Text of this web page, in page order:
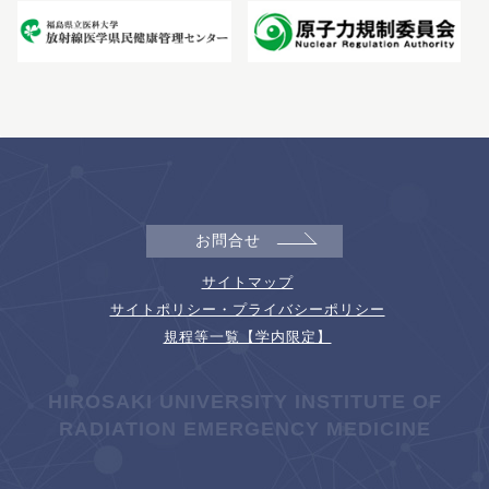
お問合せ
サイトマップ
サイトポリシー・プライバシーポリシー
規程等一覧【学内限定】
HIROSAKI UNIVERSITY INSTITUTE OF
RADIATION EMERGENCY MEDICINE